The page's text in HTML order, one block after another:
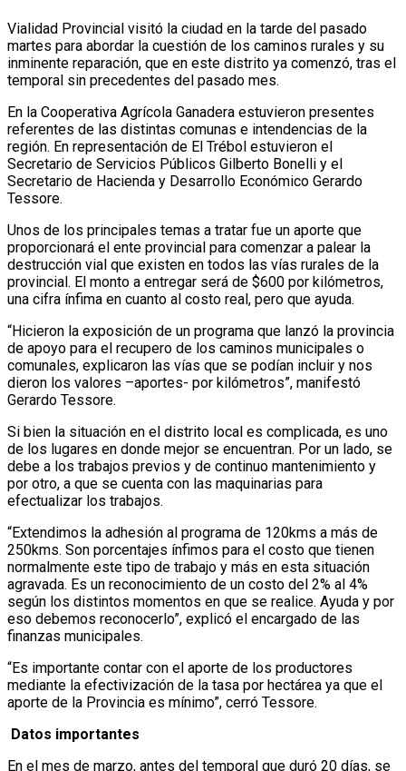
Vialidad Provincial visitó la ciudad en la tarde del pasado
martes para abordar la cuestión de los caminos rurales y su
inminente reparación, que en este distrito ya comenzó, tras el
temporal sin precedentes del pasado mes.
En la Cooperativa Agrícola Ganadera estuvieron presentes
referentes de las distintas comunas e intendencias de la
región. En representación de El Trébol estuvieron el
Secretario de Servicios Públicos Gilberto Bonelli y el
Secretario de Hacienda y Desarrollo Económico Gerardo
Tessore.
Unos de los principales temas a tratar fue un aporte que
proporcionará el ente provincial para comenzar a palear la
destrucción vial que existen en todos las vías rurales de la
provincial. El monto a entregar será de $600 por kilómetros,
una cifra ínfima en cuanto al costo real, pero que ayuda.
“Hicieron la exposición de un programa que lanzó la provincia
de apoyo para el recupero de los caminos municipales o
comunales, explicaron las vías que se podían incluir y nos
dieron los valores –aportes- por kilómetros”, manifestó
Gerardo Tessore.
Si bien la situación en el distrito local es complicada, es uno
de los lugares en donde mejor se encuentran. Por un lado, se
debe a los trabajos previos y de continuo mantenimiento y
por otro, a que se cuenta con las maquinarias para
efectualizar los trabajos.
“Extendimos la adhesión al programa de 120kms a más de
250kms. Son porcentajes ínfimos para el costo que tienen
normalmente este tipo de trabajo y más en esta situación
agravada. Es un reconocimiento de un costo del 2% al 4%
según los distintos momentos en que se realice. Ayuda y por
eso debemos reconocerlo”, explicó el encargado de las
finanzas municipales.
“Es importante contar con el aporte de los productores
mediante la efectivización de la tasa por hectárea ya que el
aporte de la Provincia es mínimo”, cerró Tessore.
Datos importantes
En el mes de marzo, antes del temporal que duró 20 días, se